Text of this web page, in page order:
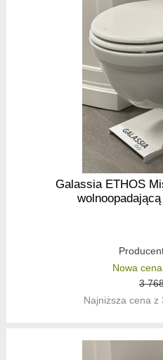
Galassia ETHOS
Nowa
3
Najniższa cena z